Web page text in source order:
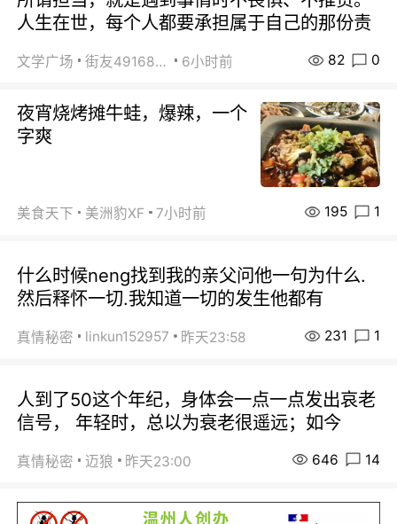
人生在世，每个人都要承担属于自己的那份责
文学广场 街友49168527 6小时前 82 0
夜宵烧烤摊牛蛙，爆辣，一个
字爽
美食天下 美洲豹XF 7小时前 195 1
什么时候neng找到我的亲父问他一句为什么.
然后释怀一切.我知道一切的发生他都有
真情秘密 linkun152957 昨天23:58 231 1
人到了50这个年纪，身体会一点一点发出哀老
信号， 年轻时，总以为衰老很遥远；如今
真情秘密 迈狼 昨天23:00 646 14